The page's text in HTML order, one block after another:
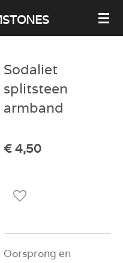
Sodaliet
splitsteen
armband
€ 4,50
Oorsprong en